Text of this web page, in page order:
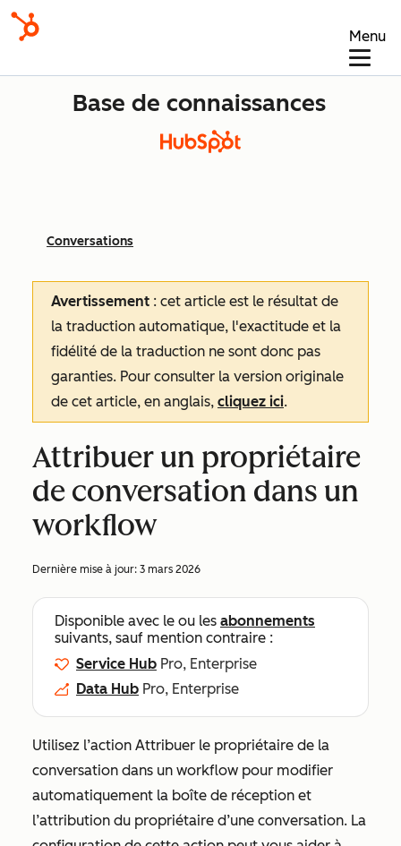
Menu
Base de connaissances
Conversations
Avertissement : cet article est le résultat de
la traduction automatique, l'exactitude et la
fidélité de la traduction ne sont donc pas
garanties. Pour consulter la version originale
de cet article, en anglais, cliquez ici.
Attribuer un propriétaire
de conversation dans un
workflow
Dernière mise à jour: 3 mars 2026
Disponible avec le ou les abonnements
suivants, sauf mention contraire :
Service Hub Pro, Enterprise
Data Hub Pro, Enterprise
Utilisez l’action Attribuer le propriétaire de la
conversation dans un workflow pour modifier
automatiquement la boîte de réception et
l’attribution du propriétaire d’une conversation. La